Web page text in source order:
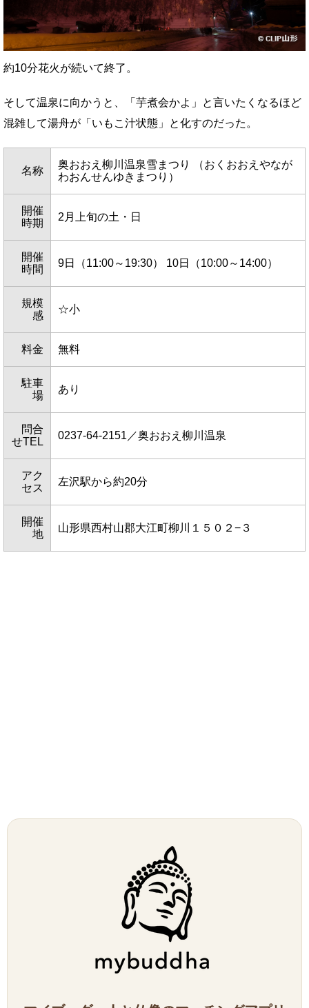
約10分花火が続いて終了。
そして温泉に向かうと、「芋煮会かよ」と言いたくなるほど
混雑して湯舟が「いもこ汁状態」と化すのだった。
名称
奥おおえ柳川温泉雪まつり （おくおおえやなが
わおんせんゆきまつり）
開催
時期
2月上旬の土・日
開催
時間
9日（11:00～19:30） 10日（10:00～14:00）
規模
感
☆小
料金 無料
駐車
場
あり
問合
せTEL
0237-64-2151／奥おおえ柳川温泉
アク
セス
左沢駅から約20分
開催
地
山形県西村山郡大江町柳川１５０２−３